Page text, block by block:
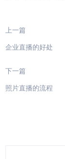
上一篇
企业直播的好处
下一篇
照片直播的流程